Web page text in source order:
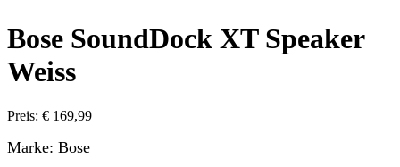
Bose SoundDock XT Speaker
Weiss
Preis: € 169,99
Marke: Bose